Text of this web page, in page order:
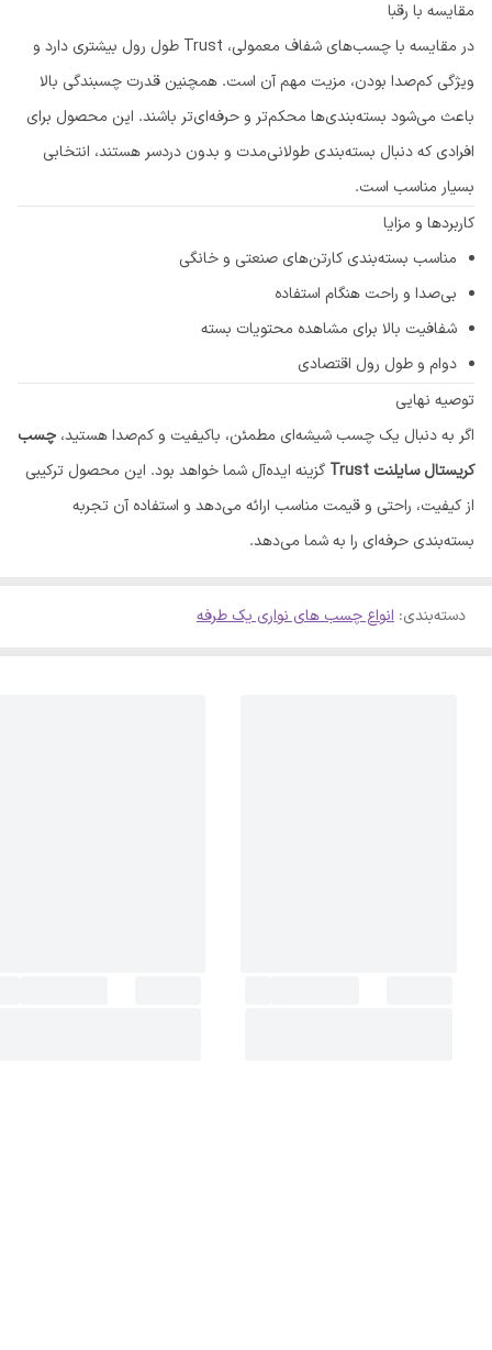
مقایسه با رقبا
در مقایسه با چسب‌های شفاف معمولی، Trust طول رول بیشتری دارد و
ویژگی کم‌صدا بودن، مزیت مهم آن است. همچنین قدرت چسبندگی بالا
باعث می‌شود بسته‌بندی‌ها محکم‌تر و حرفه‌ای‌تر باشند. این محصول برای
افرادی که دنبال بسته‌بندی طولانی‌مدت و بدون دردسر هستند، انتخابی
بسیار مناسب است.
کاربردها و مزایا
مناسب بسته‌بندی کارتن‌های صنعتی و خانگی
بی‌صدا و راحت هنگام استفاده
شفافیت بالا برای مشاهده محتویات بسته
دوام و طول رول اقتصادی
توصیه نهایی
اگر به دنبال یک چسب شیشه‌ای مطمئن، باکیفیت و کم‌صدا هستید، چسب
کریستال سایلنت Trust
گزینه ایده‌آل شما خواهد بود. این محصول ترکیبی
از کیفیت، راحتی و قیمت مناسب ارائه می‌دهد و استفاده آن تجربه
بسته‌بندی حرفه‌ای را به شما می‌دهد.
دسته‌بندی: انواع چسب های نواری یک طرفه